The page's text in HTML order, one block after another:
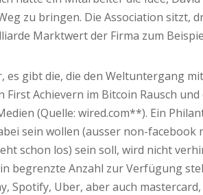
zu bringen. Die Association sitzt,
Marktwert der Firma zum
gibt die, die den Weltuntergang
Achievern im Bitcoin Rausch
(Quelle: wired.com**). Ein
sein wollen (ausser non-facebook
schon los) sein soll, wird nicht
begrenzte Anzahl zur Verfügung
Spotify, Uber, aber auch mastercard,